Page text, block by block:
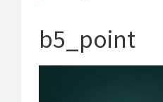
b5_point